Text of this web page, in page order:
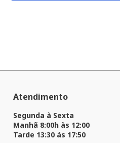
Atendimento
Segunda à Sexta
Manhã 8:00h às 12:00
Tarde 13:30 ás 17:50